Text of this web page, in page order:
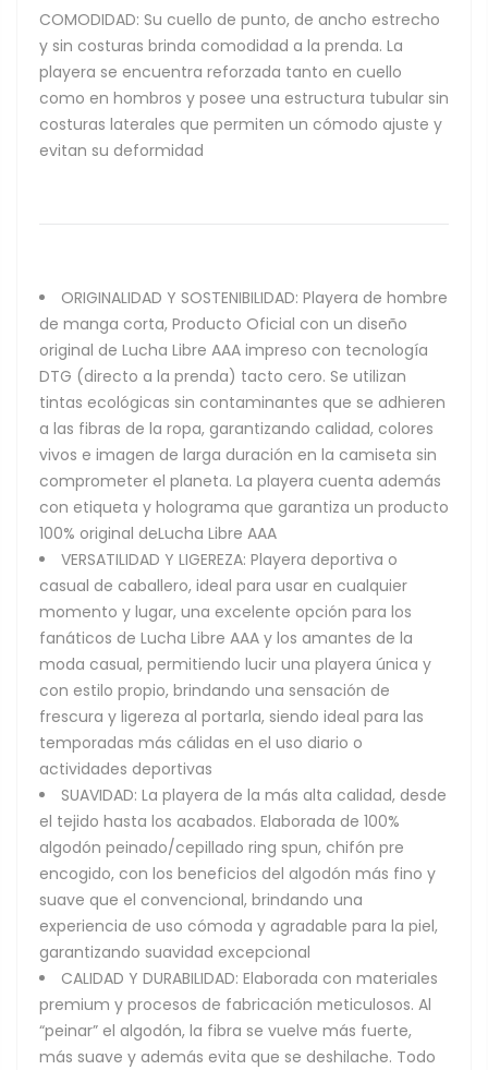
COMODIDAD: Su cuello de punto, de ancho estrecho
y sin costuras brinda comodidad a la prenda. La
playera se encuentra reforzada tanto en cuello
como en hombros y posee una estructura tubular sin
costuras laterales que permiten un cómodo ajuste y
evitan su deformidad
ORIGINALIDAD Y SOSTENIBILIDAD: Playera de hombre
de manga corta, Producto Oficial con un diseño
original de Lucha Libre AAA impreso con tecnología
DTG (directo a la prenda) tacto cero. Se utilizan
tintas ecológicas sin contaminantes que se adhieren
a las fibras de la ropa, garantizando calidad, colores
vivos e imagen de larga duración en la camiseta sin
comprometer el planeta. La playera cuenta además
con etiqueta y holograma que garantiza un producto
100% original deLucha Libre AAA
VERSATILIDAD Y LIGEREZA: Playera deportiva o
casual de caballero, ideal para usar en cualquier
momento y lugar, una excelente opción para los
fanáticos de Lucha Libre AAA y los amantes de la
moda casual, permitiendo lucir una playera única y
con estilo propio, brindando una sensación de
frescura y ligereza al portarla, siendo ideal para las
temporadas más cálidas en el uso diario o
actividades deportivas
SUAVIDAD: La playera de la más alta calidad, desde
el tejido hasta los acabados. Elaborada de 100%
algodón peinado/cepillado ring spun, chifón pre
encogido, con los beneficios del algodón más fino y
suave que el convencional, brindando una
experiencia de uso cómoda y agradable para la piel,
garantizando suavidad excepcional
CALIDAD Y DURABILIDAD: Elaborada con materiales
premium y procesos de fabricación meticulosos. Al
“peinar” el algodón, la fibra se vuelve más fuerte,
más suave y además evita que se deshilache. Todo